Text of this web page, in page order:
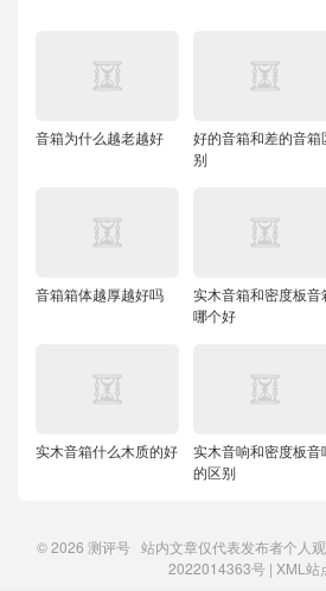
音箱为什么越老越好
好的音箱和差的音箱
别
音箱箱体越厚越好吗
实木音箱和密度板音
哪个好
实木音箱什么木质的好
实木音响和密度板音
的区别
© 2026 测评号站内文章仅代表发布者个人观
2022014363号 | XML站